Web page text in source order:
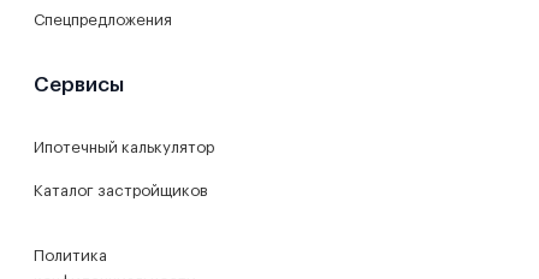
Спецпредложения
Сервисы
Ипотечный калькулятор
Каталог застройщиков
Политика